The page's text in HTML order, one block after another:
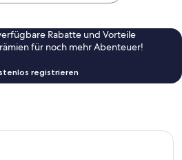
Rabatte und Vorteile
für noch mehr Abenteuer!
registrieren